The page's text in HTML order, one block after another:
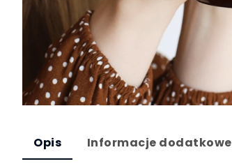
Opis Informacje dodatkowe